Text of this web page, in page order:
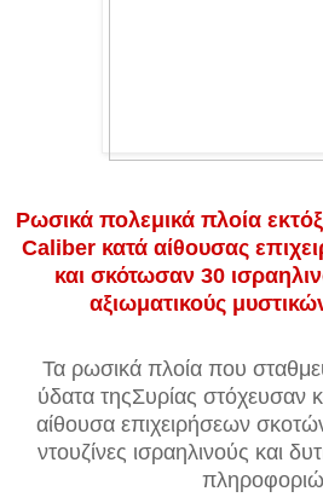
Ρωσικά πολεμικά πλοία
Caliber κατά αίθουσας
και σκότωσαν 30
αξιωματικούς
Τα ρωσικά πλοία που
ύδατα τηςΣυρίας στόχευσαν
αίθουσα επιχειρήσεων
ντουζίνες ισραηλινούς και